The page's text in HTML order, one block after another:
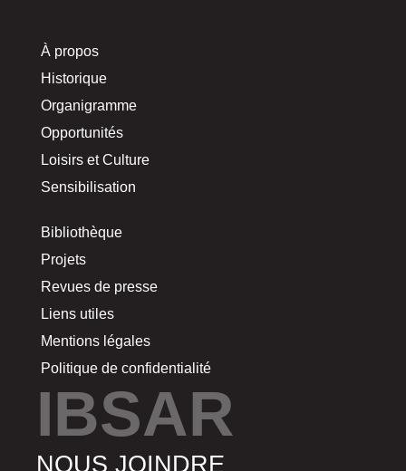
À propos
Historique
Organigramme
Opportunités
Loisirs et Culture
Sensibilisation
Bibliothèque
Projets
Revues de presse
Liens utiles
Mentions légales
Politique de confidentialité
IBSAR
NOUS JOINDRE